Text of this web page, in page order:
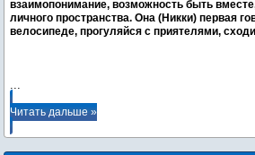
взаимопонимание, возможность быть
личного пространства. Она (Никки) первая
велосипеде, прогуляйся с приятелями,
...
Читать дальше »